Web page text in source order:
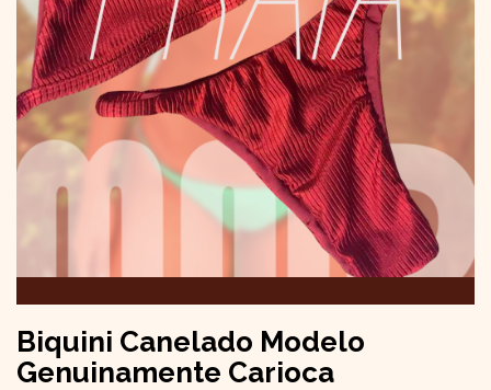
Biquini Canelado Modelo
Genuinamente Carioca